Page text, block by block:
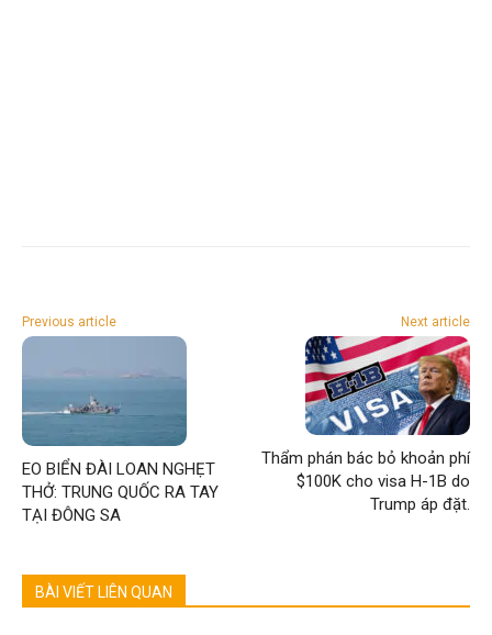
Previous article
EO BIỂN ĐÀI LOAN NGHẸT
THỞ: TRUNG QUỐC RA TAY
TẠI ĐÔNG SA
Next article
Thẩm phán bác bỏ khoản phí
$100K cho visa H-1B do
Trump áp đặt.
BÀI VIẾT LIÊN QUAN